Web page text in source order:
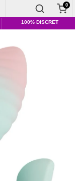
0
100% DISCRET